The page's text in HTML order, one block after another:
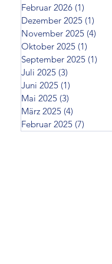
Februar 2026 (1)
Dezember 2025 (1)
November 2025 (4)
Oktober 2025 (1)
September 2025 (1)
Juli 2025 (3)
Juni 2025 (1)
Mai 2025 (3)
März 2025 (4)
Februar 2025 (7)